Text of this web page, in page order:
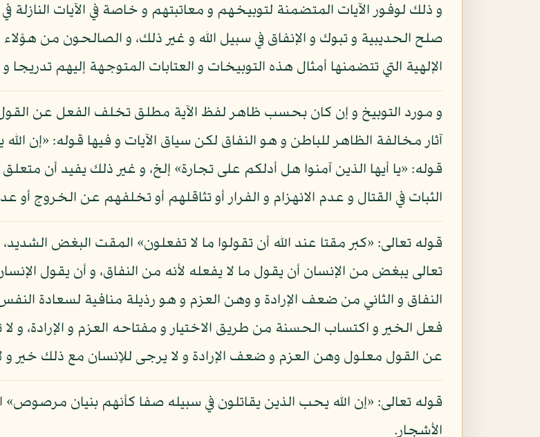
و ذلك لوفور الآيات المتضمنة لتوبيخهم و معاتبتهم و خاصة في الآيات
صلح الحديبية و تبوك و الإنفاق في سبيل الله و غير ذلك، و الصالحون من هؤلاء
الإلهية التي تتضمنها أمثال هذه التوبيخات و العتابات المتوجهة إليهم
و مورد التوبيخ و إن كان بحسب ظاهر لفظ الآية مطلق تخلف الفعل عن
آثار مخالفة الظاهر للباطن و هو النفاق لكن سياق الآيات و فيها قوله: «إن
قوله: «يا أيها الذين آمنوا هل أدلكم على تجارة» إلخ، و غير ذلك يفيد أن
الثبات في القتال و عدم الانهزام و الفرار أو تثاقلهم أو تخلفهم عن الخروج
قوله تعالى: «كبر مقتا عند الله أن تقولوا ما لا تفعلون» المقت البغض
تعالى يبغض من الإنسان أن يقول ما لا يفعله لأنه من النفاق، و أن يقول
النفاق و الثاني من ضعف الإرادة و وهن العزم و هو رذيلة منافية لسعادة
فعل الخير و اكتساب الحسنة من طريق الاختيار و مفتاحه العزم و الإرادة، و لا
عن القول معلول وهن العزم و ضعف الإرادة و لا يرجى للإنسان مع ذلك خير و
قوله تعالى: «إن الله يحب الذين يقاتلون في سبيله صفا كأنهم بنيان
الأشجار.